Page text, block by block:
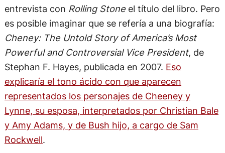
entrevista con Rolling Stoneel título del libro. Pero
es posible imaginar que se refería a una biografía:
Cheney: The Untold Story of America’s Most
Powerful and Controversial Vice President, de
Stephan F. Hayes, publicada en 2007. Eso
explicaría el tono ácido con que aparecen
representados los personajes de Cheeney y
Lynne, su esposa, interpretados por Christian Bale
y Amy Adams, y de Bush hijo, a cargo de Sam
Rockwell.